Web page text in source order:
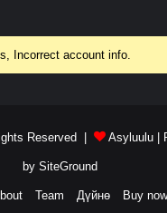
Incorrect account info.
Reserved | Asyluulu |
by SiteGround
Team Дүйнө Buy